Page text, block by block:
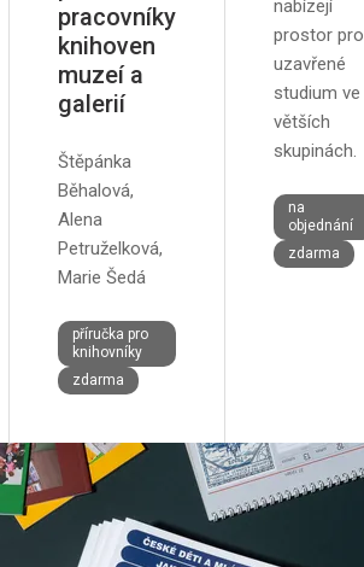
pracovníky
knihoven
muzeí a
galerií
Štěpánka
Běhalová,
Alena
Petruželková,
Marie Šedá
příručka pro
knihovníky
zdarma
nabízejí
prostor pro
uzavřené
studium ve
větších
skupinách.
na
objednání
zdarma